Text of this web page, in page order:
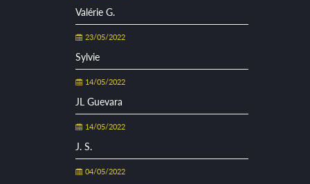
Valérie G.
23/05/2022
Sylvie
14/05/2022
JL Guevara
14/05/2022
J. S.
04/05/2022